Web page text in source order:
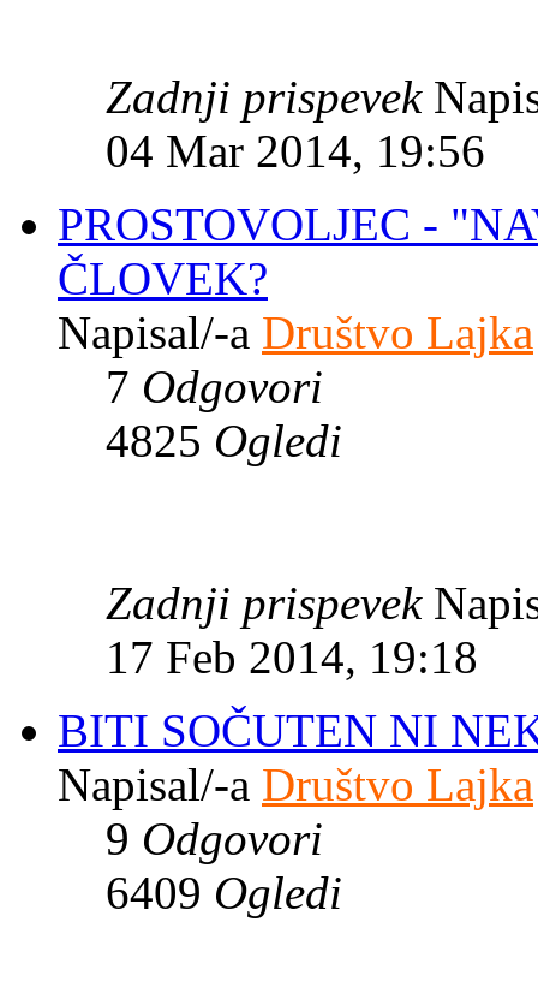
Zadnji prispevek
04 Mar 2014, 19:56
PROSTOVOLJEC -
ČLOVEK?
Napisal/-a Društvo Lajka
7 Odgovori
4825 Ogledi
Zadnji prispevek
17 Feb 2014, 19:18
BITI SOČUTEN NI
Napisal/-a Društvo Lajka
9 Odgovori
6409 Ogledi